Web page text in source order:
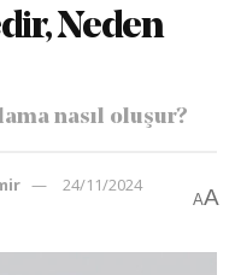
Neden
nasıl oluşur?
24/11/2024
AA